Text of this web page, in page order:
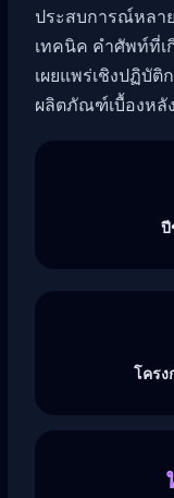
ประสบการณ์หลา
เทคนิค คำศัพท์ที่เ
เผยแพร่เชิงปฏิบั
ผลิตภัณฑ์เบื้องหลัง
ปี
โคร